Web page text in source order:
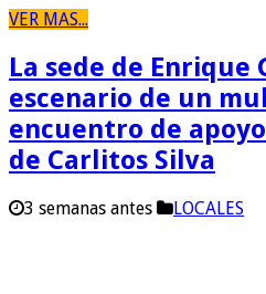
VER MAS...
La sede de Enrique
escenario de un
encuentro de
de Carlitos Silva
3 semanas antes LOCALES